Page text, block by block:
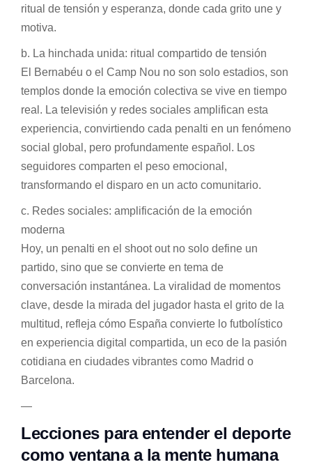
ritual de tensión y esperanza, donde cada grito une y
motiva.
b. La hinchada unida: ritual compartido de tensión
El Bernabéu o el Camp Nou no son solo estadios, son
templos donde la emoción colectiva se vive en tiempo
real. La televisión y redes sociales amplifican esta
experiencia, convirtiendo cada penalti en un fenómeno
social global, pero profundamente español. Los
seguidores comparten el peso emocional,
transformando el disparo en un acto comunitario.
c. Redes sociales: amplificación de la emoción
moderna
Hoy, un penalti en el shoot out no solo define un
partido, sino que se convierte en tema de
conversación instantánea. La viralidad de momentos
clave, desde la mirada del jugador hasta el grito de la
multitud, refleja cómo España convierte lo futbolístico
en experiencia digital compartida, un eco de la pasión
cotidiana en ciudades vibrantes como Madrid o
Barcelona.
—
Lecciones para entender el deporte
como ventana a la mente humana